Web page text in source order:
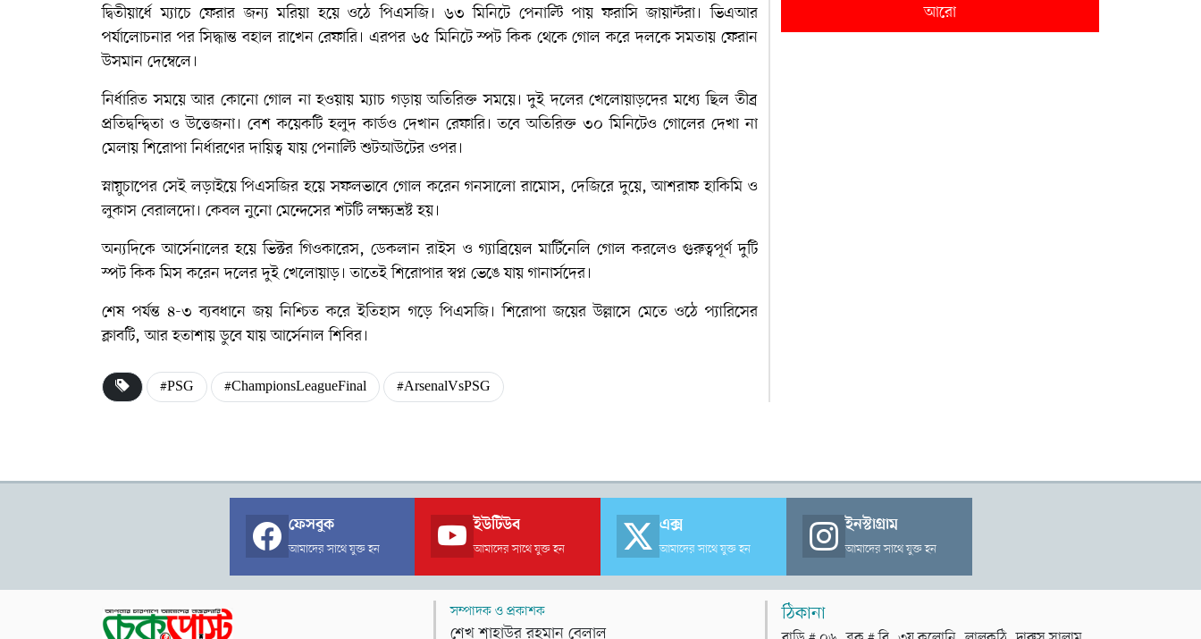
দ্বিতীয়ার্ধে ম্যাচে ফেরার জন্য মরিয়া হয়ে ওঠে পিএসজি। ৬৩ মিনিটে পেনাল্টি পায় ফরাসি জায়ান্টরা। ভিএআর
পর্যালোচনার পর সিদ্ধান্ত বহাল রাখেন রেফারি। এরপর ৬৫ মিনিটে স্পট কিক থেকে গোল করে দলকে সমতায় ফেরান
উসমান দেম্বেলে।
নির্ধারিত সময়ে আর কোনো গোল না হওয়ায় ম্যাচ গড়ায় অতিরিক্ত সময়ে। দুই দলের খেলোয়াড়দের মধ্যে ছিল তীব্র
প্রতিদ্বন্দ্বিতা ও উত্তেজনা। বেশ কয়েকটি হলুদ কার্ডও দেখান রেফারি। তবে অতিরিক্ত ৩০ মিনিটেও গোলের দেখা না
মেলায় শিরোপা নির্ধারণের দায়িত্ব যায় পেনাল্টি শুটআউটের ওপর।
স্নায়ুচাপের সেই লড়াইয়ে পিএসজির হয়ে সফলভাবে গোল করেন গনসালো রামোস, দেজিরে দুয়ে, আশরাফ হাকিমি ও
লুকাস বেরালদো। কেবল নুনো মেন্দেসের শটটি লক্ষ্যভ্রষ্ট হয়।
অন্যদিকে আর্সেনালের হয়ে ভিক্টর গিওকারেস, ডেকলান রাইস ও গ্যাব্রিয়েল মার্টিনেলি গোল করলেও গুরুত্বপূর্ণ দুটি
স্পট কিক মিস করেন দলের দুই খেলোয়াড়। তাতেই শিরোপার স্বপ্ন ভেঙে যায় গানার্সদের।
শেষ পর্যন্ত ৪-৩ ব্যবধানে জয় নিশ্চিত করে ইতিহাস গড়ে পিএসজি। শিরোপা জয়ের উল্লাসে মেতে ওঠে প্যারিসের
ক্লাবটি, আর হতাশায় ডুবে যায় আর্সেনাল শিবির।
#PSG #ChampionsLeagueFinal #ArsenalVsPSG
আরো
ফেসবুক
আমাদের সাথে যুক্ত হন
ইউটিউব
আমাদের সাথে যুক্ত হন
এক্স
আমাদের সাথে যুক্ত হন
ইনস্টাগ্রাম
আমাদের সাথে যুক্ত হন
সম্পাদক ও প্রকাশক
শেখ শাহাউর রহমান বেলাল
ঠিকানা